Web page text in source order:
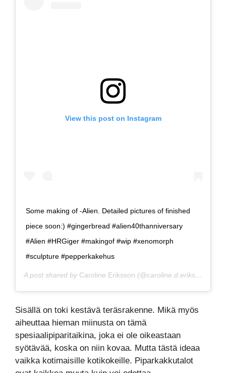
View this post on Instagram
Some making of -Alien. Detailed pictures of finished
piece soon:) #gingerbread #alien40thanniversary
#Alien #HRGiger #makingof #wip #xenomorph
#sculpture #pepperkakehus
A post shared by Caroline Eriksson (@caroline.d.eriksson) on
Sisällä on toki kestävä teräsrakenne. Mikä myös
aiheuttaa hieman miinusta on tämä
spesiaalipiparitaikina, joka ei ole oikeastaan
syötävää, koska on niin kovaa. Mutta tästä ideaa
vaikka kotimaisille kotikokeille. Piparkakkutalot